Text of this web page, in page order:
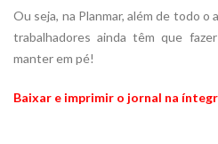
Ou seja, na Planmar, além de todo o
trabalhadores ainda têm que
manter em pé!
Baixar e imprimir o jornal na